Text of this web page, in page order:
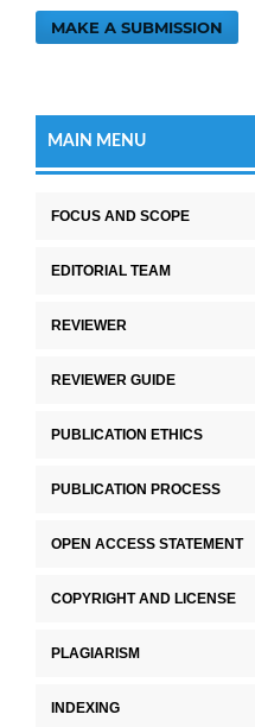
MAKE A SUBMISSION
MAIN MENU
FOCUS AND SCOPE
EDITORIAL TEAM
REVIEWER
REVIEWER GUIDE
PUBLICATION ETHICS
PUBLICATION PROCESS
OPEN ACCESS STATEMENT
COPYRIGHT AND LICENSE
PLAGIARISM
INDEXING